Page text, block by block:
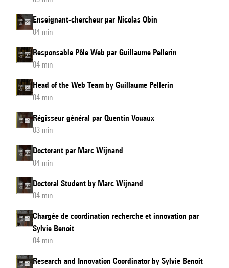
Enseignant-chercheur par Nicolas Obin
04 min
Responsable Pôle Web par Guillaume Pellerin
04 min
Head of the Web Team by Guillaume Pellerin
04 min
Régisseur général par Quentin Vouaux
03 min
Doctorant par Marc Wijnand
04 min
Doctoral Student by Marc Wijnand
04 min
Chargée de coordination recherche et innovation par
Sylvie Benoit
04 min
Research and Innovation Coordinator by Sylvie Benoit